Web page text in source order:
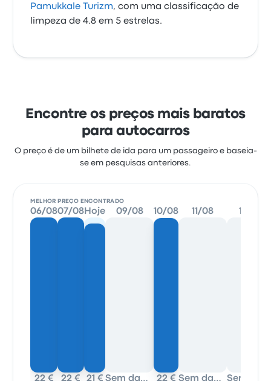
Pamukkale Turizm, com uma classificação de
limpeza de 4.8 em 5 estrelas.
Encontre os preços mais baratos
para autocarros
O preço é de um bilhete de ida para um passageiro e baseia-
se em pesquisas anteriores.
MELHOR PREÇO ENCONTRADO
06/08
22 €
07/08
22 €
Hoje
21 €
09/08
Sem dados
10/08
22 €
11/08
Sem dados
12/08